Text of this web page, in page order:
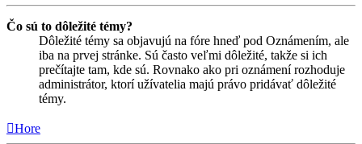
Čo sú to dôležité témy?
Dôležité témy sa objavujú na fóre hneď pod Oznámením, ale
iba na prvej stránke. Sú často veľmi dôležité, takže si ich
prečítajte tam, kde sú. Rovnako ako pri oznámení rozhoduje
administrátor, ktorí užívatelia majú právo pridávať dôležité
témy.
Hore